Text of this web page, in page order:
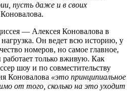
пусть даже и в своих
— Алексея Коновалова в
нагрузка. Он ведет всю историю, у
номеров, но самое главное,
работает только вживую. Как
шоу и по совместительству
Коновалова «это принципиальное
от того, сколько на это уходит